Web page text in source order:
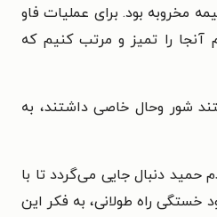
مخروبه بود. برای عملیات فاو
آنجا را تمیز و مرتب کنیم که
شور وحال خاصی داشتند، به
دنبال جایی می‌گردد تا با
خستگی راه طولانی، به فکر این